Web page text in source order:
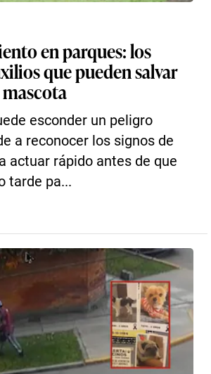
en parques: los
que pueden salvar
esconder un peligro
a reconocer los signos de
actuar rápido antes de que
tarde pa...